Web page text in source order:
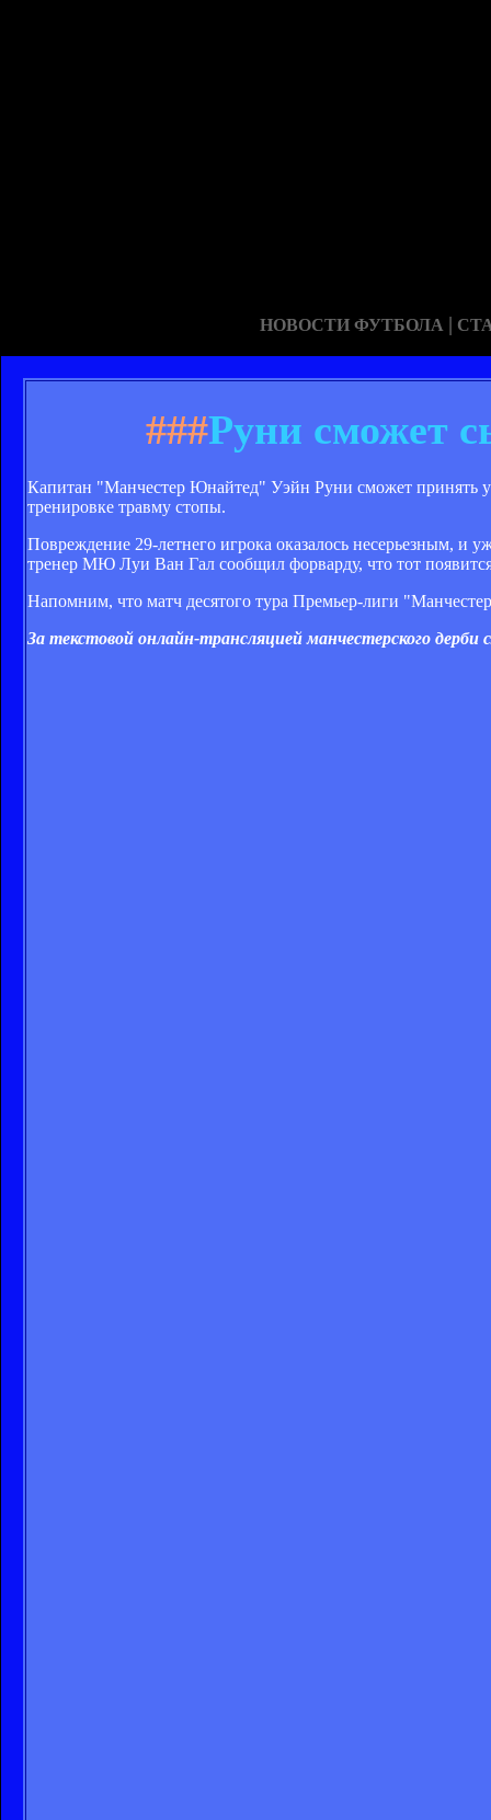
НОВОСТИ ФУТБОЛА |
###Руни сможет
Капитан "Манчестер Юнайтед" Уэйн Руни сможет принять
тренировке травму стопы.
Повреждение 29-летнего игрока оказалось несерьезным, и
тренер МЮ Луи Ван Гал сообщил форварду, что тот
Напомним, что матч десятого тура Премьер-лиги
За текстовой онлайн-трансляцией манчестерского